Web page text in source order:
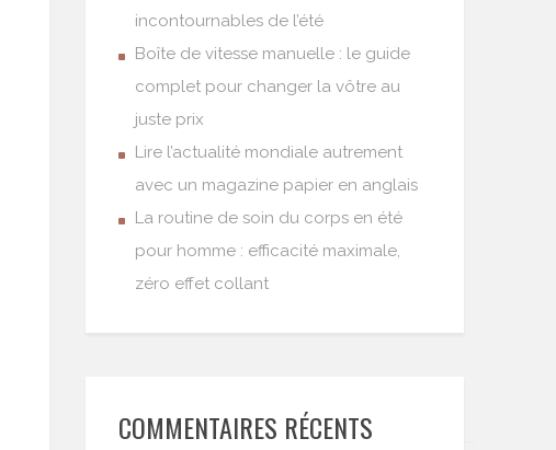
incontournables de l’été
Boîte de vitesse manuelle : le guide
complet pour changer la vôtre au
juste prix
Lire l’actualité mondiale autrement
avec un magazine papier en anglais
La routine de soin du corps en été
pour homme : efficacité maximale,
zéro effet collant
COMMENTAIRES RÉCENTS